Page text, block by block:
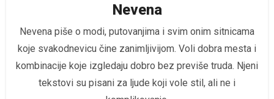
Nevena
Nevena piše o modi, putovanjima i svim onim sitnicama
koje svakodnevicu čine zanimljivijom. Voli dobra mesta i
kombinacije koje izgledaju dobro bez previše truda. Njeni
tekstovi su pisani za ljude koji vole stil, ali ne i